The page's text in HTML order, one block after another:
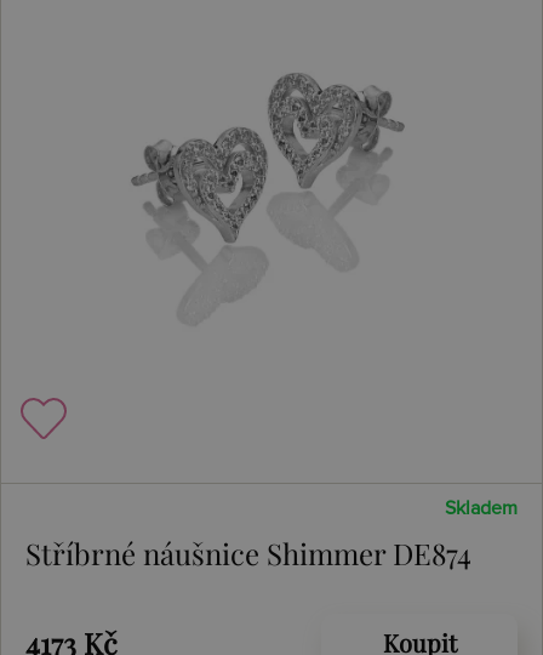
Skladem
Stříbrné náušnice Shimmer DE874
4173 Kč Koupit